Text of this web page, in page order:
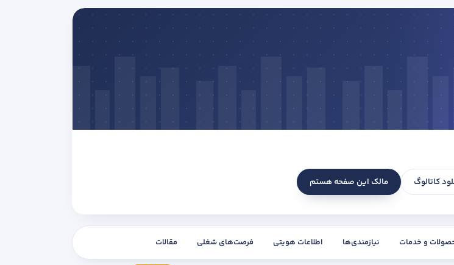
کاتالوگ مالک این صفحه هستم
و خدمات نیازمندی‌ها اطلاعات هویتی فرصت‌های شغلی مقالات